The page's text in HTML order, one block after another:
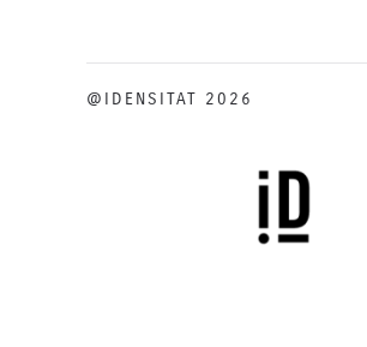
@IDENSITAT 2026